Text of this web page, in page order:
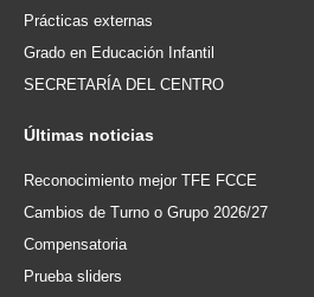
Prácticas externas
Grado en Educación Infantil
SECRETARÍA DEL CENTRO
Últimas noticias
Reconocimiento mejor TFE FCCE
Cambios de Turno o Grupo 2026/27
Compensatoria
Prueba sliders